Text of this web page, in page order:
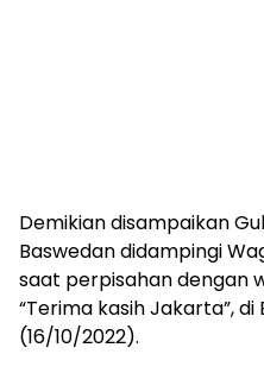
Demikian disampaikan
Baswedan didampingi
saat perpisahan dengan
“Terima kasih Jakarta”, di
(16/10/2022).